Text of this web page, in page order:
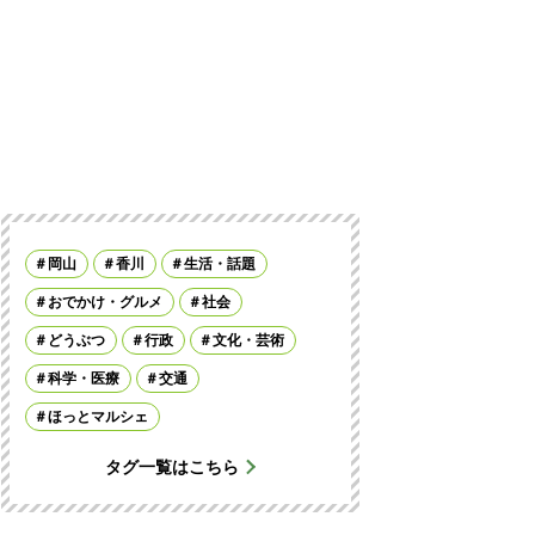
岡山 香川 生活・話題
おでかけ・グルメ 社会
どうぶつ 行政 文化・芸術
科学・医療 交通
ほっとマルシェ
タグ一覧はこちら